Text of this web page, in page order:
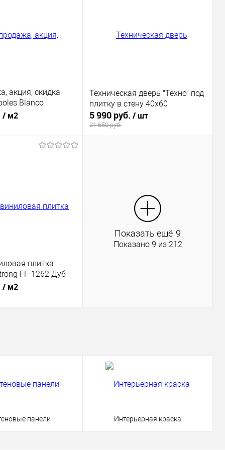
акция, скидка
Blanco
/ м2
Техническая дверь "Техно" под
плитку в стену 40х60
5 990 руб. / шт
21 650 руб.
плитка
FF-1262 Дуб
/ м2
Показать ещё 9
Показано 9 из 212
панели Интерьерная краска